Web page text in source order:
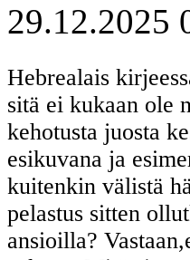
29.12.2025
Hebrealais
sitä ei kukaan ole
kehotusta juosta
esikuvana ja
kuitenkin välistä
pelastus sitten
ansioilla?